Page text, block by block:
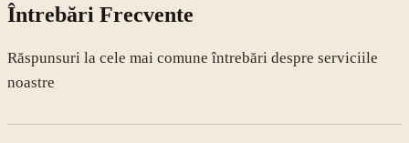
Întrebări Frecvente
Răspunsuri la cele mai comune întrebări despre serviciile
noastre